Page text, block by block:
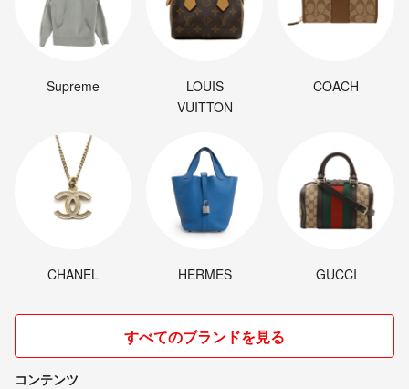
Supreme
LOUIS
VUITTON
COACH
CHANEL HERMES GUCCI
すべてのブランドを見る
コンテンツ